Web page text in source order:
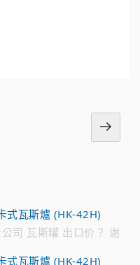
下
一
式瓦斯爐 (HK-42H)
司 瓦斯罐 出口价？ 谢
式瓦斯爐 (HK-42H)